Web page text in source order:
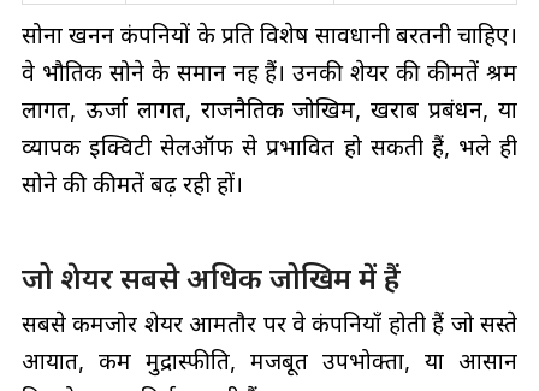
सोना खनन कंपनियों के प्रति विशेष सावधानी बरतनी चाहिए।
वे भौतिक सोने के समान नहीं हैं। उनकी शेयर की कीमतें श्रम
लागत, ऊर्जा लागत, राजनैतिक जोखिम, खराब प्रबंधन, या
व्यापक इक्विटी सेलऑफ से प्रभावित हो सकती हैं, भले ही
सोने की कीमतें बढ़ रही हों।
जो शेयर सबसे अधिक जोखिम में हैं
सबसे कमजोर शेयर आमतौर पर वे कंपनियाँ होती हैं जो सस्ते
आयात, कम मुद्रास्फीति, मजबूत उपभोक्ता, या आसान